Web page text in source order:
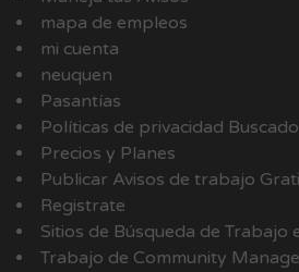
mapa de empleos
mi cuenta
neuquen
Pasantías
Políticas de privacidad
Precios y Planes
Publicar Avisos de trabajo
Registrate
Sitios de Búsqueda de Trabajo
Trabajo de Community